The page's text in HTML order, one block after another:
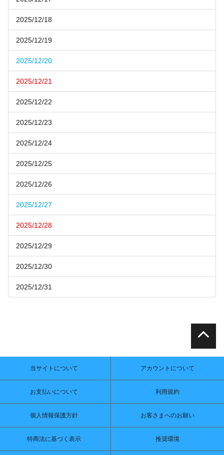
2025/12/18
2025/12/19
2025/12/20
2025/12/21
2025/12/22
2025/12/23
2025/12/24
2025/12/25
2025/12/26
2025/12/27
2025/12/28
2025/12/29
2025/12/30
2025/12/31
当サイトについて アカウントについて
お支払いについて 利用規約
個人情報保護方針 お客さまへのお願い
特商法に基づく表示 推奨環境